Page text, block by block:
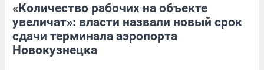
«Количество рабочих на объекте
увеличат»: власти назвали новый срок
сдачи терминала аэропорта
Новокузнецка